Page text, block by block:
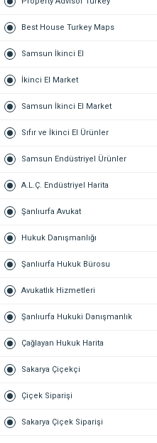
Best House Turkey Maps
Samsun İkinci El
İkinci El Market
Samsun İkinci El Market
Sıfır ve İkinci El Ürünler
Samsun Endüstriyel Ürünler
A.L.Ç. Endüstriyel Harita
Şanlıurfa Avukat
Hukuk Danışmanlığı
Şanlıurfa Hukuk Bürosu
Avukatlık Hizmetleri
Şanlıurfa Hukuki Danışmanlık
Çağlayan Hukuk Harita
Sakarya Çiçekçi
Çiçek Siparişi
Sakarya Çiçek Siparişi